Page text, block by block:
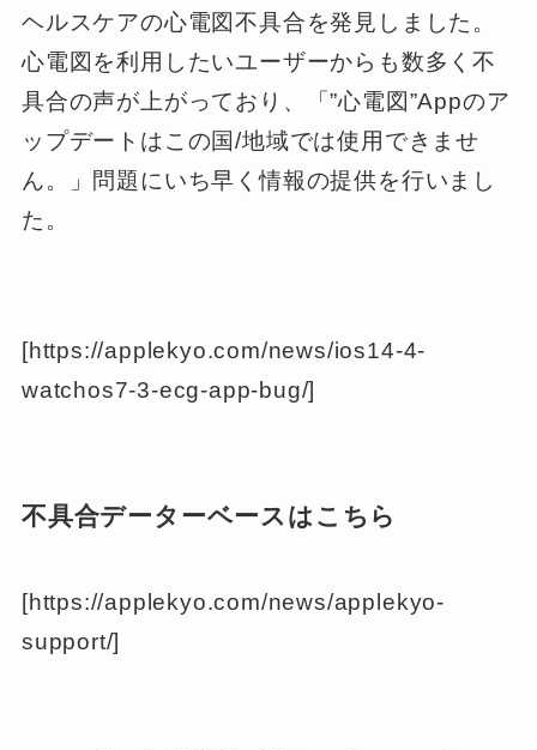
ヘルスケアの心電図不具合を発見しました。
心電図を利用したいユーザーからも数多く不
具合の声が上がっており、「”心電図”Appのア
ップデートはこの国/地域では使用できませ
ん。」問題にいち早く情報の提供を行いまし
た。
[https://applekyo.com/news/ios14-4-
watchos7-3-ecg-app-bug/]
不具合データーベースはこちら
[https://applekyo.com/news/applekyo-
support/]